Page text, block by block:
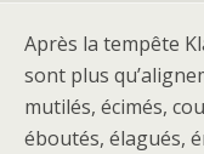
Après la tempête
sont plus
mutilés, écimés,
éboutés, élagués,